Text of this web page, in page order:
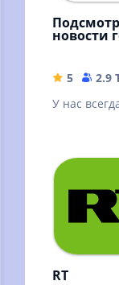
новости
5 2.9
У нас
RT